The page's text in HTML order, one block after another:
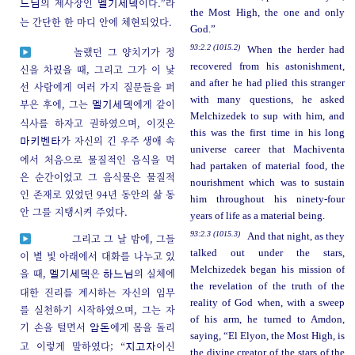
느님의 제사장인 멜기세덱 이다.”라
는 간단한 한 마디 안에 체현되었다.
the Most High, the one and only
God.”
놀랬던 그 양치기가 정
신을 차렸을 때, 그리고 그가 이 낯
선 사람에게 여러 가지 질문들을 퍼
부은 후에, 그는 멜기세덱에게 같이
식사를 하자고 권하였으며, 이것은
마키벤타가 자신의 긴 우주 생애 속
에서 처음으로 물질적인 음식을 먹
은 순간이었고 그 음식물은 물질적
인 존재로 있었던 94년 동안의 삶 동
안 그를 지탱시켜 주었다.
93:2.2 (1015.2)
When the herder had
recovered from his astonishment,
and after he had plied this stranger
with many questions, he asked
Melchizedek to sup with him, and
this was the first time in his long
universe career that Machiventa
had partaken of material food, the
nourishment which was to sustain
him throughout his ninety-four
years of life as a material being.
그리고 그 날 밤에, 그들
이 별 빛 아래에서 대화를 나누고 있
을 때, 멜기세덱은하느님의 실체에
대한 진리를 계시하는 자신의 임무
를 실천하기 시작하였으며, 그는 자
기 손을 털면서
암돈에게 몸을 돌리
고 이렇게 말하였다; “지고자이신
93:2.3 (1015.3)
And that night, as they
talked out under the stars,
Melchizedek began his mission of
the revelation of the truth of the
reality of God when, with a sweep
of his arm, he turned to Amdon,
saying, “El Elyon, the Most High, is
the divine creator of the stars of the